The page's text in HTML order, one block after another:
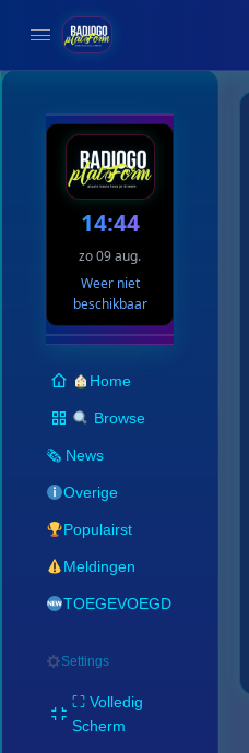
14:44
zo 09 aug.
Weer niet
beschikbaar
Home
Browse
🗞 News
Overige
Populairst
Meldingen
TOEGEVOEGD
Settings
⛶ Volledig
Scherm